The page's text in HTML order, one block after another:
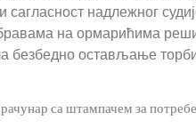
надлежног
на ормарићима
безбедно остављање
са штампачем за потребе